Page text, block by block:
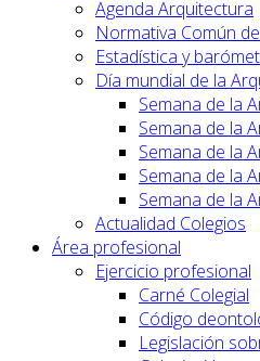
Agenda Arquitectura
Normativa Común
Estadística y
Día mundial de la
Semana de la
Semana de la
Semana de la
Semana de la
Semana de la
Actualidad Colegios
Área profesional
Ejercicio profesional
Carné Colegial
Código
Legislación